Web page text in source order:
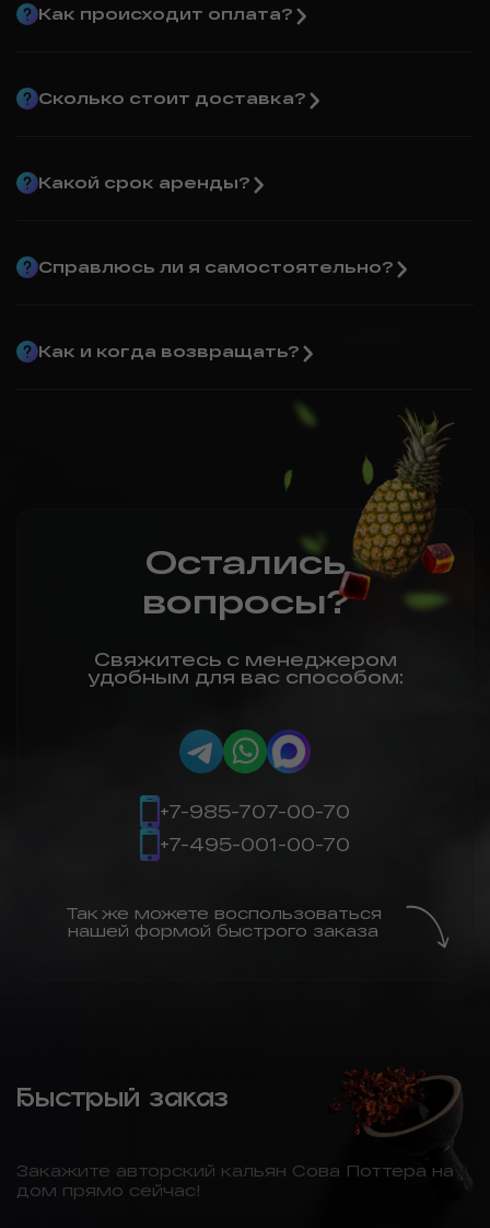
Как происходит оплата?
Сколько стоит доставка?
Какой срок аренды?
Справлюсь ли я самостоятельно?
Как и когда возвращать?
Остались
вопросы?
Свяжитесь с менеджером
удобным для вас способом:
+7-985-707-00-70
+7-495-001-00-70
Так же можете воспользоваться
нашей формой быстрого заказа
Быстрый заказ
Закажите авторский кальян Сова Поттера на
дом прямо сейчас!